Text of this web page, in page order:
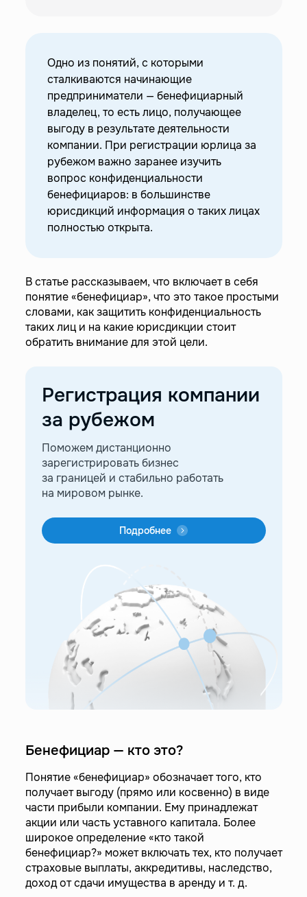
—Закрытый реестр: почему это важно?
—Юрисдикции с закрытым бенефициарным
списком
—Трастовые соглашения
Регистрация компании с Easy Payments
—Конфиденциальность бенефициаров
Одно из понятий, с которыми
сталкиваются начинающие
предприниматели — бенефициарный
владелец, то есть лицо, получающее
выгоду в результате деятельности
компании. При регистрации юрлица за
рубежом важно заранее изучить
вопрос конфиденциальности
бенефициаров: в большинстве
юрисдикций информация о таких лицах
полностью открыта.
В статье рассказываем, что включает в себя
понятие «бенефициар», что это такое простыми
словами, как защитить конфиденциальность
таких лиц и на какие юрисдикции стоит
обратить внимание для этой цели.
Регистрация компании
за рубежом
Поможем дистанционно
зарегистрировать бизнес
за границей и стабильно работать
на мировом рынке.
Подробнее
Бенефициар — кто это?
Понятие «бенефициар» обозначает того, кто
получает выгоду (прямо или косвенно) в виде
части прибыли компании. Ему принадлежат
акции или часть уставного капитала. Более
широкое определение «кто такой
бенефициар?» может включать тех, кто получает
страховые выплаты, аккредитивы, наследство,
доход от сдачи имущества в аренду и т. д.